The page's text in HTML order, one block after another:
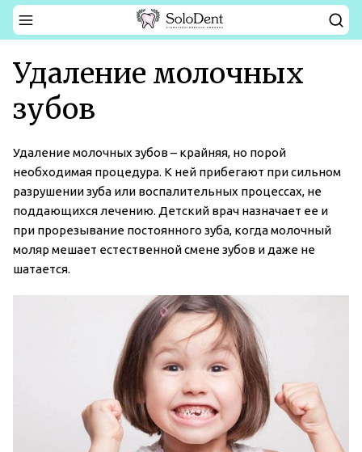
Удаление молочных
зубов
Удаление молочных зубов – крайняя, но порой
необходимая процедура. К ней прибегают при сильном
разрушении зуба или воспалительных процессах, не
поддающихся лечению. Детский врач назначает ее и
при прорезывание постоянного зуба, когда молочный
моляр мешает естественной смене зубов и даже не
шатается.